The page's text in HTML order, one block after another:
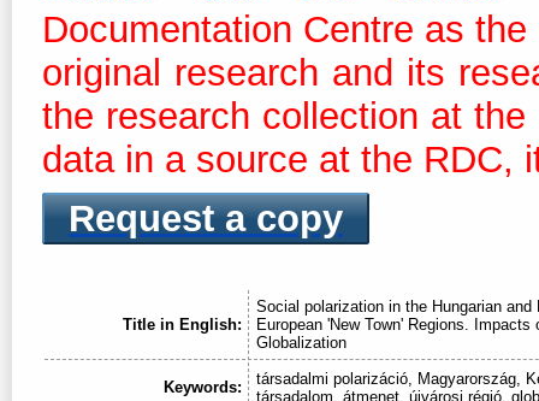
Documentation Centre as
original research and its
the research collection at
data in a source at the RDC,
Request a copy
Title in English:
Social polarization in the Hungarian and
European 'New Town' Regions. Impacts
Globalization
Keywords:
társadalmi polarizáció, Magyarország,
társadalom, átmenet, újvárosi régió,